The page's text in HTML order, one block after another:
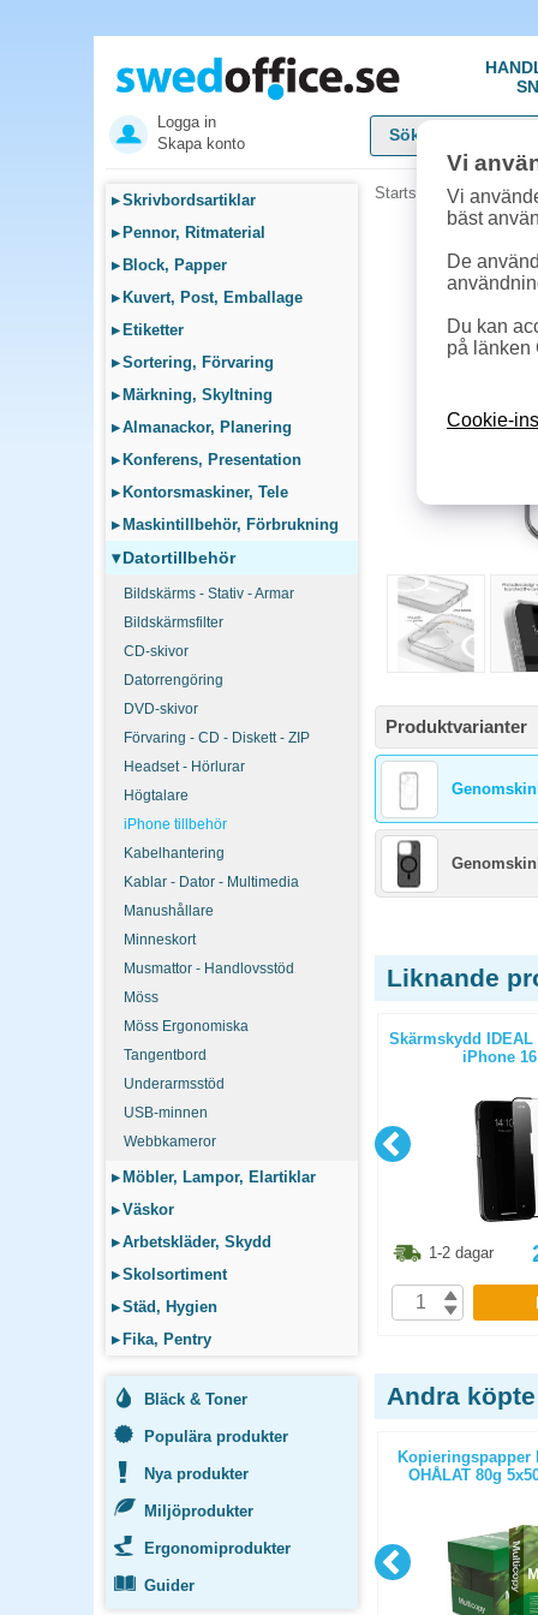
Logga in
Skapa konto
▸Skrivbordsartiklar
▸ Pennor, Ritmaterial
▸ Block, Papper
▸ Kuvert, Post, Emballage
▸ Etiketter
▸Sortering, Förvaring
▸ Märkning, Skyltning
▸Almanackor, Planering
▸ Konferens, Presentation
▸ Kontorsmaskiner, Tele
▸ Maskintillbehör, Förbrukning
▾Datortillbehör
Bildskärms - Stativ - Armar
Bildskärmsfilter
CD-skivor
Datorrengöring
DVD-skivor
Förvaring - CD - Diskett - ZIP
Headset - Hörlurar
Högtalare
iPhone tillbehör
Kabelhantering
Kablar - Dator - Multimedia
Manushållare
Minneskort
Musmattor - Handlovsstöd
Möss
Möss Ergonomiska
Tangentbord
Underarmsstöd
USB-minnen
Webbkameror
▸ Möbler, Lampor, Elartiklar
▸Väskor
▸Arbetskläder, Skydd
▸Skolsortiment
▸Städ, Hygien
▸ Fika, Pentry
Bläck & Toner
Populära produkter
Nya produkter
Miljöprodukter
Ergonomiprodukter
Guider
Startsida »
Produktvarianter
Liknande
Kabel USB-C till USB-C Deltaco vit
1-2 dagar 198.80
Skärmskydd
iPhone
1-2 dagar
Andra
Kopieringspapper Nordic Office
Xpressbox A4 HÅLAT 80g
Kopieringspapper
OHÅLAT 80g
Vi
Vi
bäst
De
Du kan
på länken
Cookie-